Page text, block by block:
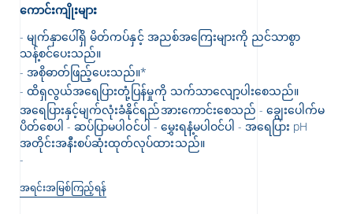
ကောင်းကျိုးများ
မျက်နှာပေါ်ရှိ မိတ်ကပ်နှင့် အညစ်အကြေးများကို ညင်သာစွာ
သန့်စင်ပေးသည်။
အစိုဓာတ်ဖြည့်ပေးသည်။*
ထိရှလွယ်အရေပြားတုံ့ပြန်မှုကို သက်သာလျော့ပါးစေသည်။
အရေပြားနှင့်မျက်လုံးခံနိုင်ရည်အားကောင်းစေသည် - ချွေး‌ပေါက်မ
ပိတ်စေပါ - ဆပ်ပြာမပါဝင်ပါ - မွှေးရနံ့မပါဝင်ပါ - အရေပြား pH
အတိုင်းအနီးစပ်ဆုံးထုတ်လုပ်ထားသည်။
အရင်းအမြစ်ကြည့်ရန်